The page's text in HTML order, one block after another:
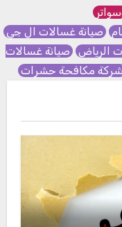
صيانة غسالات ال جي
الرياض صيانة غسالات
مكافحة حشرات